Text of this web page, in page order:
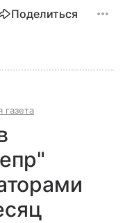
Поделиться
газета